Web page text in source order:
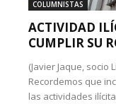
COLUMNISTAS
ACTIVIDAD
CUMPLIR SU
(Javier Jaque, socio
Recordemos que
las actividades